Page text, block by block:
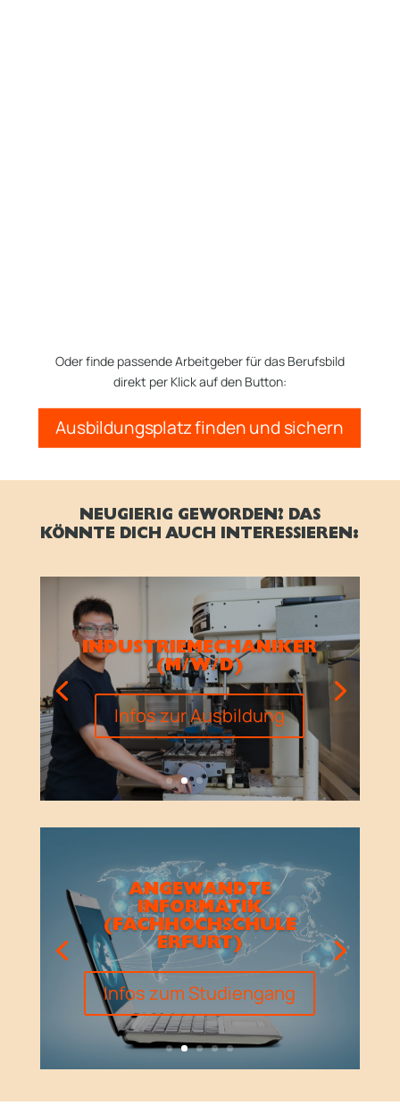
Oder finde passende Arbeitgeber für das Berufsbild
direkt per Klick auf den Button:
Ausbildungsplatz finden und sichern
NEUGIERIG GEWORDEN? DAS
KÖNNTE DICH AUCH INTERESSIEREN:
INDUSTRIEMECHANIKER
(M/W/D)
Infos zur Ausbildung
ANGEWANDTE
INFORMATIK
(FACHHOCHSCHULE
ERFURT)
Infos zum Studiengang